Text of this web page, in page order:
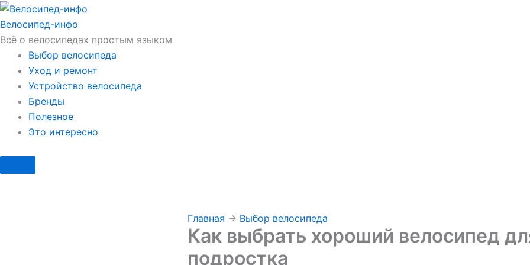
Перейти
к
содержимому
Велосипед-инфо
Всё о велосипедах простым языком
Выбор велосипеда
Уход и ремонт
Устройство велосипеда
Бренды
Полезное
Это интересно
Главная → Выбор велосипеда
Как выбрать хороший велосипед
подростка